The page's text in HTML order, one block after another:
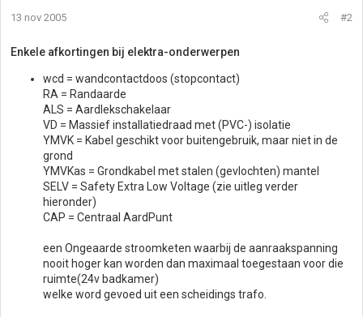
13 nov 2005 #2
Enkele afkortingen bij elektra-onderwerpen
wcd = wandcontactdoos (stopcontact)
RA = Randaarde
ALS = Aardlekschakelaar
VD = Massief installatiedraad met (PVC-) isolatie
YMVK = Kabel geschikt voor buitengebruik, maar niet in de
grond
YMVKas = Grondkabel met stalen (gevlochten) mantel
SELV = Safety Extra Low Voltage (zie uitleg verder
hieronder)
CAP = Centraal AardPunt
een Ongeaarde stroomketen waarbij de aanraakspanning
nooit hoger kan worden dan maximaal toegestaan voor die
ruimte(24v badkamer)
welke word gevoed uit een scheidings trafo.